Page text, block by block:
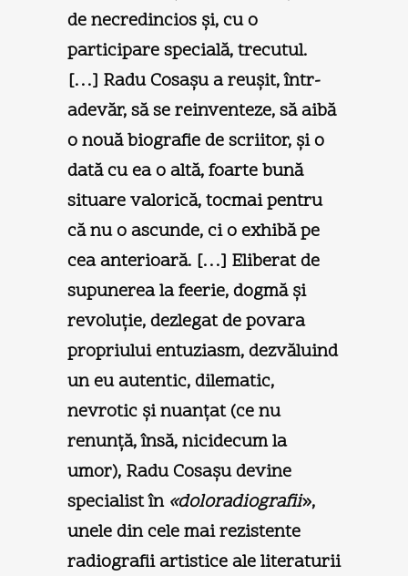
de necredincios şi, cu o
participare specială, trecutul.
[…] Radu Cosaşu a reuşit, într-
adevăr, să se reinventeze, să aibă
o nouă biografie de scriitor, şi o
dată cu ea o altă, foarte bună
situare valorică, tocmai pentru
că nu o ascunde, ci o exhibă pe
cea anterioară. […] Eliberat de
supunerea la feerie, dogmă şi
revoluţie, dezlegat de povara
propriului entuziasm, dezvăluind
un eu autentic, dilematic,
nevrotic şi nuanţat (ce nu
renunţă, însă, nicidecum la
umor), Radu Cosaşu devine
specialist în «doloradiografii»,
unele din cele mai rezistente
radiografii artistice ale literaturii